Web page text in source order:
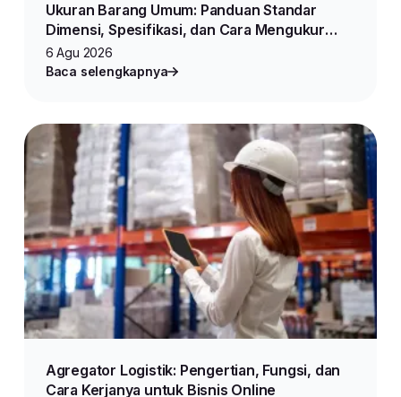
Ukuran Barang Umum: Panduan Standar
Dimensi, Spesifikasi, dan Cara Mengukur
Produk untuk Jualan Online
6 Agu 2026
Baca selengkapnya
Agregator Logistik: Pengertian, Fungsi, dan
Cara Kerjanya untuk Bisnis Online